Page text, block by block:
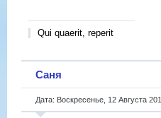
Qui quaerit, reperit
Саня
Дата: Воскресенье, 12 Августа